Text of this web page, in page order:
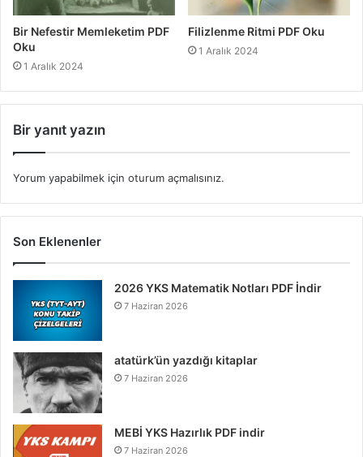
Bir Nefestir Memleketim PDF
Oku
1 Aralık 2024
Filizlenme Ritmi PDF Oku
1 Aralık 2024
Bir yanıt yazın
Yorum yapabilmek için oturum açmalısınız.
Son Eklenenler
2026 YKS Matematik Notları PDF İndir
7 Haziran 2026
atatürk’ün yazdığı kitaplar
7 Haziran 2026
MEBİ YKS Hazırlık PDF indir
7 Haziran 2026